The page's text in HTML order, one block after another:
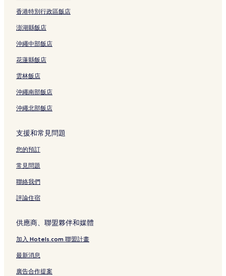
香港特別行政區飯店
澎湖縣飯店
沖繩中部飯店
花蓮縣飯店
雲林飯店
沖繩南部飯店
沖繩北部飯店
支援和常見問題
您的預訂
常見問題
聯絡我們
評論住宿
供應商、聯盟夥伴和媒體
加入 Hotels.com 聯盟計畫
最新消息
廣告合作提案